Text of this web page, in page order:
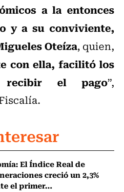
a la entonces
y a su conviviente,
Oteíza, quien,
con ella, facilitó los
recibir el pago”,
El Índice Real de
creció un 2,3%
el primer...